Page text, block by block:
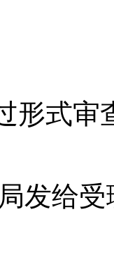
形式
发给